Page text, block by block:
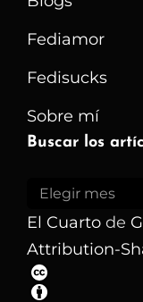
Fediamor
Fedisucks
Sobre mí
Buscar los
Buscar
los
artículos
por
mes
El Cuarto de
Attribution-